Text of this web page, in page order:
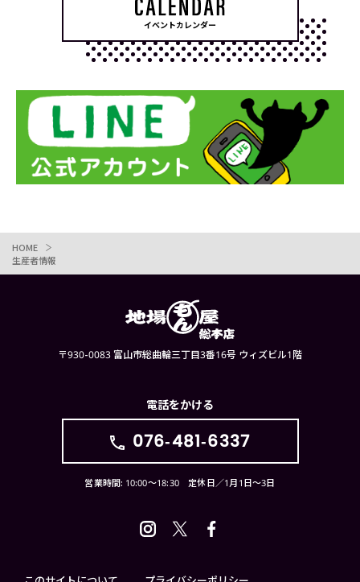
イベントカレンダー
HOME
生産者情報
〒930-0083 富山市総曲輪三丁目3番16号 ウィズビル1階
電話をかける
076-481-6337
営業時間: 10:00〜18:30 定休日／1月1日〜3日